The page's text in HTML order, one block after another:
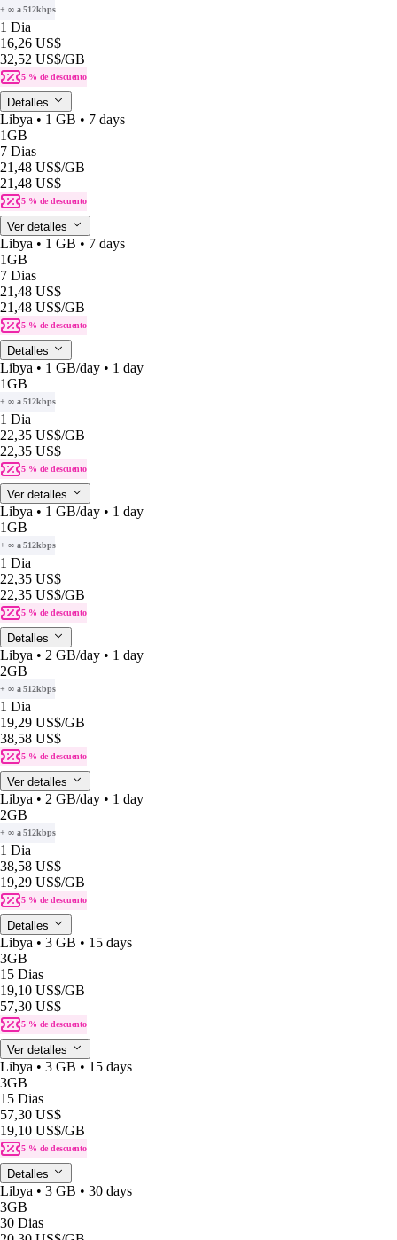
+ ∞ a 512kbps
1 Dia
16,26 US$
32,52 US$/GB
5 % de descuento
Detalles
Libya • 1 GB • 7 days
1GB
7 Dias
21,48 US$/GB
21,48 US$
5 % de descuento
Ver detalles
Libya • 1 GB • 7 days
1GB
7 Dias
21,48 US$
21,48 US$/GB
5 % de descuento
Detalles
Libya • 1 GB/day • 1 day
1GB
+ ∞ a 512kbps
1 Dia
22,35 US$/GB
22,35 US$
5 % de descuento
Ver detalles
Libya • 1 GB/day • 1 day
1GB
+ ∞ a 512kbps
1 Dia
22,35 US$
22,35 US$/GB
5 % de descuento
Detalles
Libya • 2 GB/day • 1 day
2GB
+ ∞ a 512kbps
1 Dia
19,29 US$/GB
38,58 US$
5 % de descuento
Ver detalles
Libya • 2 GB/day • 1 day
2GB
+ ∞ a 512kbps
1 Dia
38,58 US$
19,29 US$/GB
5 % de descuento
Detalles
Libya • 3 GB • 15 days
3GB
15 Dias
19,10 US$/GB
57,30 US$
5 % de descuento
Ver detalles
Libya • 3 GB • 15 days
3GB
15 Dias
57,30 US$
19,10 US$/GB
5 % de descuento
Detalles
Libya • 3 GB • 30 days
3GB
30 Dias